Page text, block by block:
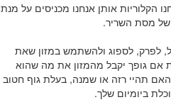
הקלוריות אותן אנחנו מכניסים על מנת
של מסת השריר.
לפרק, לספוג ולהשתמש במזון שאת
אם גופך יקבל מהמזון את מה שהוא
תהיי רזה או שמנה, בעלת גוף חטוב
ביומיום שלך.